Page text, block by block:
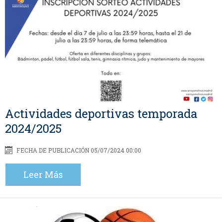
Actividades deportivas temporada
2024/2025
FECHA DE PUBLICACIÓN 05/07/2024 00:00
Leer Más